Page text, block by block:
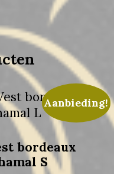
Aanbieding!
bordeaux
S